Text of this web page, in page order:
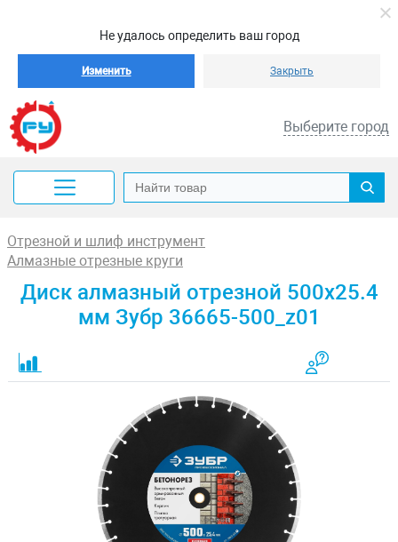
Не удалось определить ваш город
Изменить Закрыть
Выберите город
Отрезной и шлиф инструмент
Алмазные отрезные круги
Диск алмазный отрезной 500x25.4
мм Зубр 36665-500_z01